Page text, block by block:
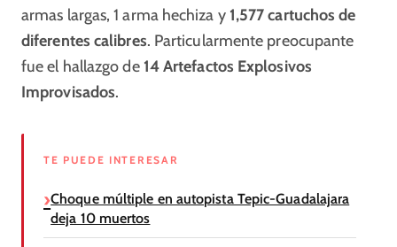
armas largas, 1 arma hechiza y 1,577 cartuchos de
diferentes calibres. Particularmente preocupante
fue el hallazgo de 14 Artefactos Explosivos
Improvisados.
TE PUEDE INTERESAR
Choque múltiple en autopista Tepic-Guadalajara
deja 10 muertos